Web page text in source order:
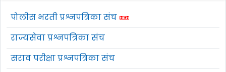
पोलीस भरती प्रश्नपत्रिका संच
राज्यसेवा प्रश्नपत्रिका संच
सराव परीक्षा प्रश्नपत्रिका संच